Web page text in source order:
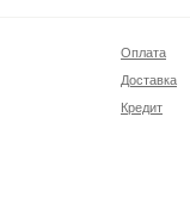
Оплата
Доставка
Кредит